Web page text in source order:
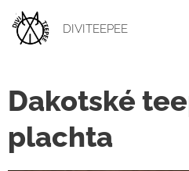
DIVITEEPEE
Dakotské
plachta